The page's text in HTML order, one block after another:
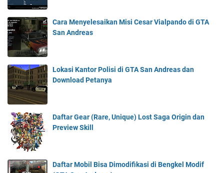
Cara Menyelesaikan Misi Cesar Vialpando di GTA
San Andreas
Lokasi Kantor Polisi di GTA San Andreas dan
Download Petanya
Daftar Gear (Rare, Unique) Lost Saga Origin dan
Preview Skill
Daftar Mobil Bisa Dimodifikasi di Bengkel Modif